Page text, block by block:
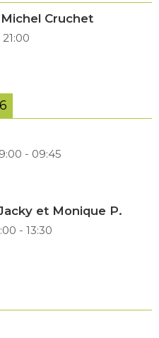
Cruchet
21:00
- 09:45
et Monique P.
- 13:30